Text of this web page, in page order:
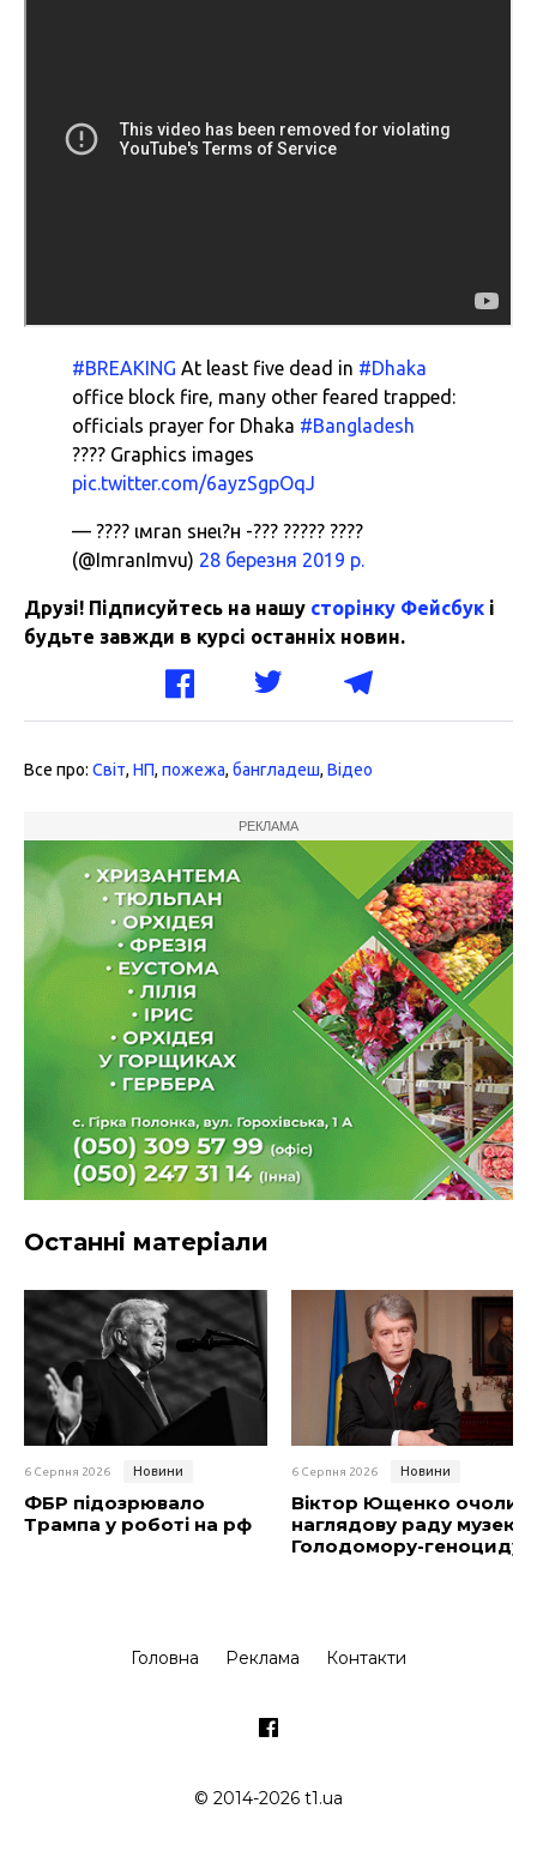
#BREAKING At least five dead in #Dhaka
office block fire, many other feared trapped:
officials prayer for Dhaka #Bangladesh
???? Graphics images
pic.twitter.com/6ayzSgpOqJ
— ???? ιмran ѕнeι?н -??? ????? ????
(@ImranImvu) 28 березня 2019 р.
Друзі! Підписуйтесь на нашу сторінку Фейсбук і
будьте завжди в курсі останніх новин.
Все про: Світ, НП, пожежа, бангладеш, Відео
РЕКЛАМА
Останні матеріали
6 Серпня 2026 Новини
ФБР підозрювало
Трампа у роботі на рф
6 Серпня 2026 Новини
Віктор Ющенко очолив
наглядову раду музею
Голодомору-геноциду
Головна Реклама Контакти
© 2014-2026 t1.ua